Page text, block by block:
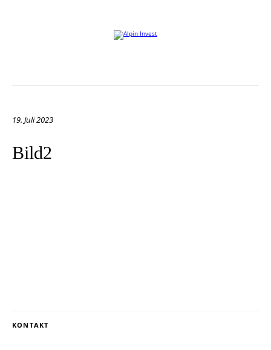
19. Juli 2023
Bild2
KONTAKT